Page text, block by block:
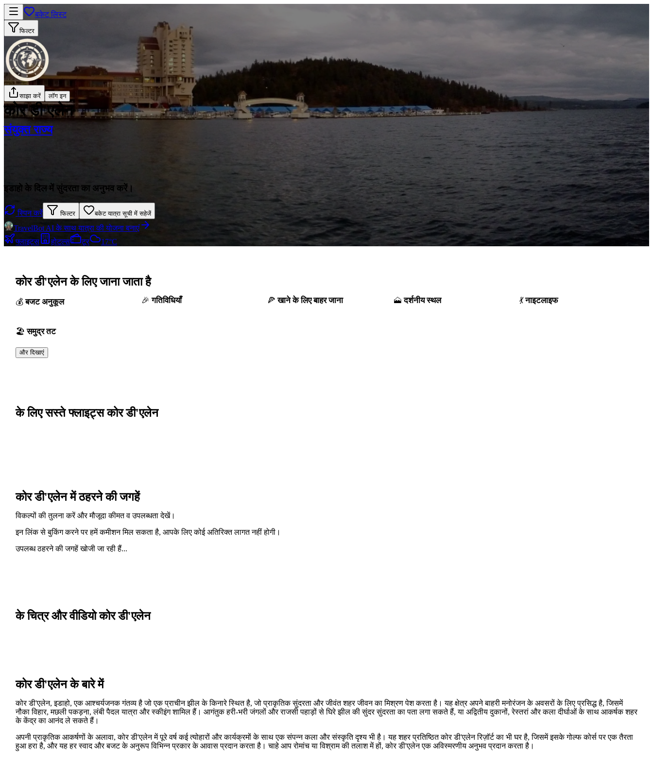
बकेट लिस्ट
फिल्टर
साझा करें लॉग इन
कोर डी'एलेन
संयुक्त राज्य
इडाहो के दिल में सुंदरता का अनुभव करें।
स्पिन करें फिल्टर बकेट यात्रा सूची में सहेजें
TravelBot AI के साथ यात्रा की योजना बनाएं
फ्लाइट्स
होटल्स टूर 17°C
कोर डी'एलेन के लिए जाना जाता है
बजट अनुकूल गतिविधियाँ खाने के लिए बाहर जाना दर्शनीय स्थल नाइटलाइफ
समुद्र तट
और दिखाएं
के लिए सस्ते फ्लाइट्स कोर डी'एलेन
कोर डी'एलेन में ठहरने की जगहें
विकल्पों की तुलना करें और मौजूदा कीमत व उपलब्धता देखें।
इन लिंक से बुकिंग करने पर हमें कमीशन मिल सकता है, आपके लिए कोई अतिरिक्त लागत नहीं होगी।
उपलब्ध ठहरने की जगहें खोजी जा रही हैं...
के चित्र और वीडियो कोर डी'एलेन
कोर डी'एलेन के बारे में
कोर डी'एलेन, इडाहो, एक आश्चर्यजनक गंतव्य है जो एक प्राचीन झील के किनारे स्थित है, जो प्राकृतिक सुंदरता और जीवंत शहर जीवन का मिश्रण पेश करता है। यह क्षेत्र अपने बाहरी मनोरंजन के अवसरों के लिए प्रसिद्ध है, जिसमें
नौका विहार, मछली पकड़ना, लंबी पैदल यात्रा और स्कीइंग शामिल हैं। आगंतुक हरी-भरी जंगलों और राजसी पहाड़ों से घिरे झील की सुंदर सुंदरता का पता लगा सकते हैं, या अद्वितीय दुकानों, रेस्तरां और कला दीर्घाओं के साथ आकर्षक शहर
के केंद्र का आनंद ले सकते हैं।
अपनी प्राकृतिक आकर्षणों के अलावा, कोर डी'एलेन में पूरे वर्ष कई त्योहारों और कार्यक्रमों के साथ एक संपन्न कला और संस्कृति दृश्य भी है। यह शहर प्रतिष्ठित कोर डी'एलेन रिज़ॉर्ट का भी घर है, जिसमें इसके गोल्फ कोर्स पर एक तैरता
हुआ हरा है, और यह हर स्वाद और बजट के अनुरूप विभिन्न प्रकार के आवास प्रदान करता है। चाहे आप रोमांच या विश्राम की तलाश में हों, कोर डी'एलेन एक अविस्मरणीय अनुभव प्रदान करता है।